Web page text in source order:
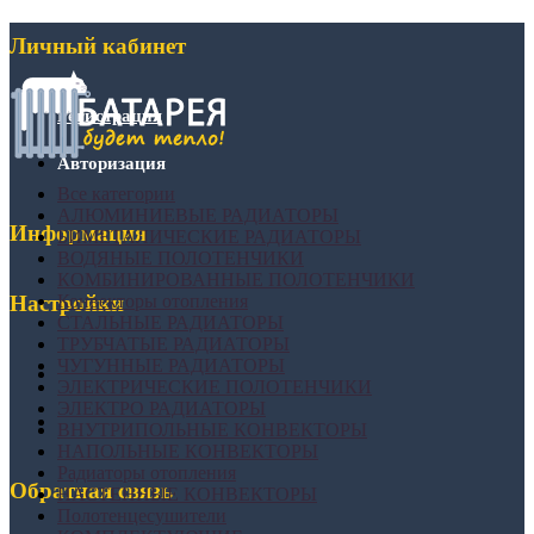
Личный кабинет
Регистрация
Авторизация
Информация
Настройки
Обратная связь
БИМЕТАЛИЧЕСКИЕ РАДИАТОРЫ
Конвекторы отопления
СТАЛЬНЫЕ РАДИАТОРЫ
НАСТЕННЫЕ КОНВЕКТОРЫ